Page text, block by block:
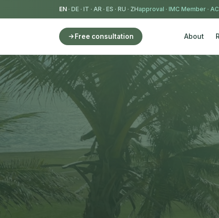
IMC Member ·
EN · DE · IT · AR · ES · RU · ZH
About
Free consultation